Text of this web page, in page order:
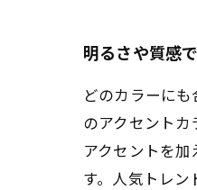
明るさや質感
どのカラーに
のアクセント
アクセントを
す。人気トレン